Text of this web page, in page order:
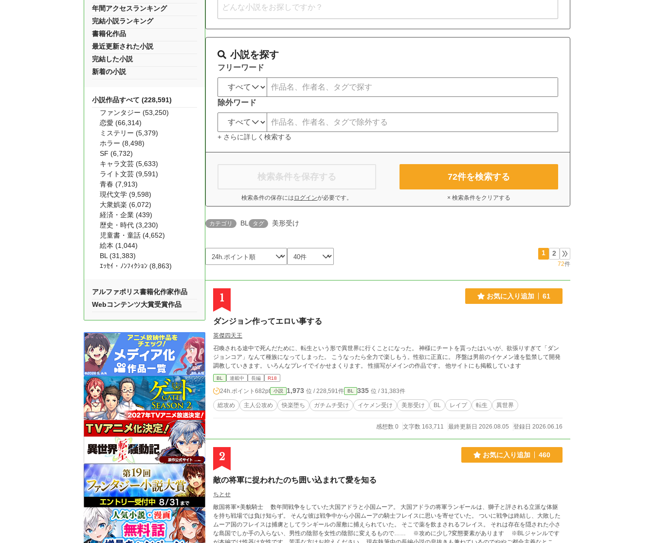
小説を探す
フリーワード
除外ワード
+ さらに詳しく検索する
検索条件を保存する
検索条件の保存には ログインが必要です。
72件を検索する
× 検索条件をクリアする
カテゴリ BL タグ 美形受け
1 2
72件
1 お気に入り追加 61
ダンジョン作ってエロい事する
英傑四天王
召喚される途中で死んだために、転生という形で異世界に行くことになった。 神様にチートを貰ったはいいが、欲張りすぎて「ダン
ジョンコア」なんて種族になってしまった。 こうなったら全力で楽しもう。性欲に正直に。 序盤は男前のイケメン達を監禁して開発
調教していきます。 いろんなプレイでイかせまくります。 性描写がメインの作品です。 他サイトにも掲載しています
BL 連載中 長編 R18
24h.ポイント 682pt 小説 1,973 位 / 228,591件 BL 335 位 / 31,383件
総攻め 主人公攻め 快楽堕ち ガチムチ受け イケメン受け 美形受け BL レイプ 転生 異世界
感想数 0 文字数 163,711 最終更新日 2026.08.05 登録日 2026.06.16
2 お気に入り追加 460
敵の将軍に捉われたのち囲い込まれて愛を知る
ちとせ
敵国将軍×美貌騎士 数年間戦争をしていた大国アドラと小国ムーア。 大国アドラの将軍ランギールは、獅子と評される立派な体躯
を持ち戦場では負け知らず。 そんな彼は戦争中から小国ムーアの騎士フレイスに思いを寄せていた。 ついに戦争は終結し、大敗した
ムーア国のフレイスは捕虜としてランギールの屋敷に捕えられていた。 そこで薬を飲まされるフレイス。 それは存在を隠された小さ
な島国でしか手の入らない、男性の陰部を女性の陰部に変えるもので…… ※攻めに少し?変態要素があります ※BLジャンルです
年間アクセスランキング
完結小説ランキング
書籍化作品
最近更新された小説
完結した小説
新着の小説
小説作品すべて (228,591)
ファンタジー (53,250)
恋愛 (66,314)
ミステリー (5,379)
ホラー (8,498)
SF (6,732)
キャラ文芸 (5,633)
ライト文芸 (9,591)
青春 (7,913)
現代文学 (9,598)
大衆娯楽 (6,072)
経済・企業 (439)
歴史・時代 (3,230)
児童書・童話 (4,652)
絵本 (1,044)
BL (31,383)
ｴｯｾｲ・ﾉﾝﾌｨｸｼｮﾝ (8,863)
アルファポリス書籍化作家作品
Webコンテンツ大賞受賞作品